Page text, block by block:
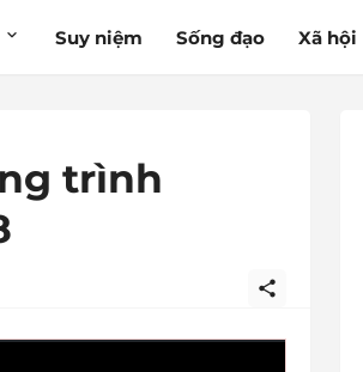
Suy niệm Sống đạo Xã hội
trình